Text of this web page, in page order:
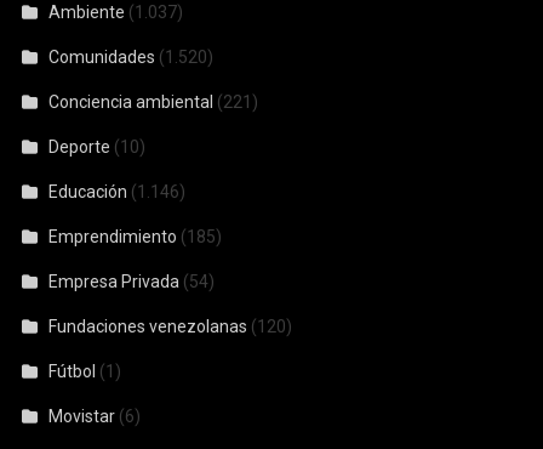
Ambiente (1.037)
Comunidades (1.520)
Conciencia ambiental (221)
Deporte (10)
Educación (1.146)
Emprendimiento (185)
Empresa Privada (54)
Fundaciones venezolanas (120)
Fútbol (1)
Movistar (6)